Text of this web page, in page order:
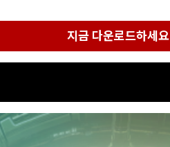
지금 다운로드하세요